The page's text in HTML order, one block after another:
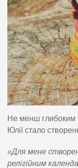
Не менш глибоким
Юлії стало
«Для мене
релігійним